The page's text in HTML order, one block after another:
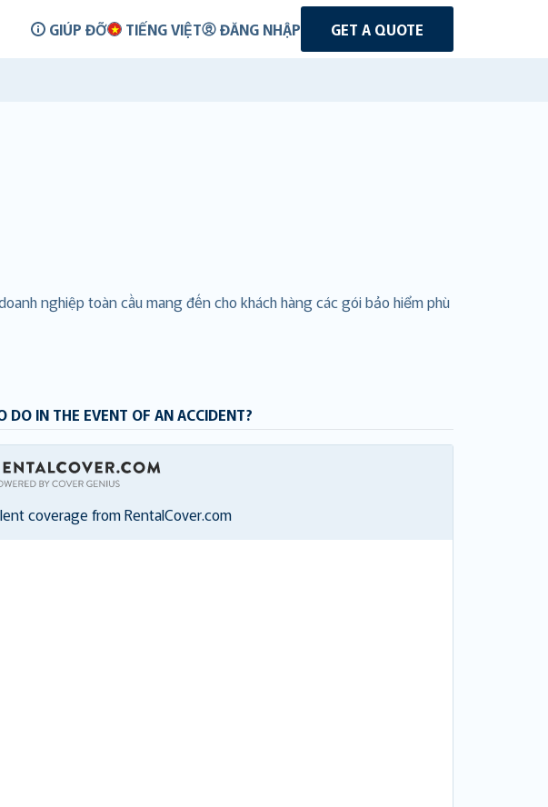
GIÚP ĐỠ TIẾNG VIỆT ĐĂNG NHẬP GET A QUOTE
nghiệp toàn cầu mang đến cho khách hàng các gói bảo hiểm phù
DO IN THE EVENT OF AN ACCIDENT?
coverage from RentalCover.com